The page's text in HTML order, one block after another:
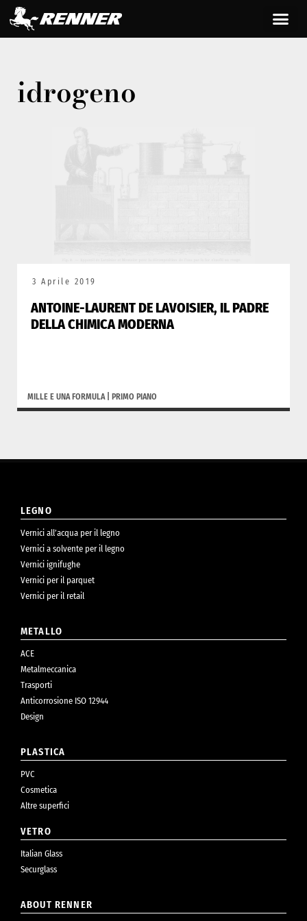
idrogeno
3 Aprile 2019
ANTOINE-LAURENT DE LAVOISIER, IL PADRE
DELLA CHIMICA MODERNA
MILLE E UNA FORMULA| PRIMO PIANO
LEGNO
Vernici all’acqua per il legno
Vernici a solvente per il legno
Vernici ignifughe
Vernici per il parquet
Vernici per il retail
METALLO
ACE
Metalmeccanica
Trasporti
Anticorrosione ISO 12944
Design
PLASTICA
PVC
Cosmetica
Altre superfici
VETRO
Italian Glass
Securglass
ABOUT RENNER